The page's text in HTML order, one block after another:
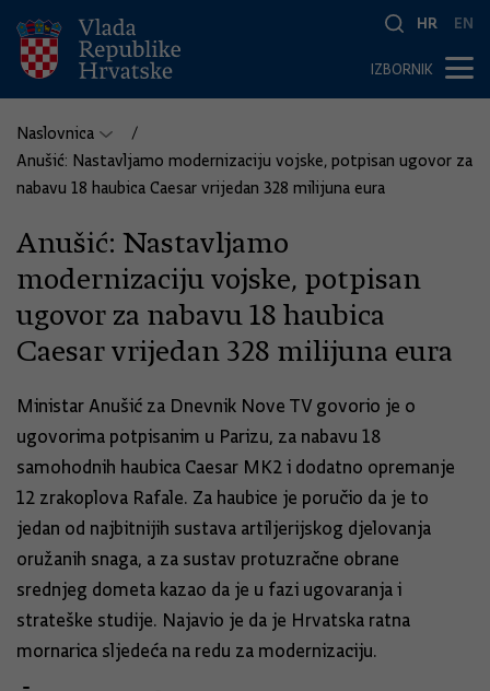
HR EN
IZBORNIK
Naslovnica
Anušić: Nastavljamo modernizaciju vojske, potpisan ugovor za
nabavu 18 haubica Caesar vrijedan 328 milijuna eura
Anušić: Nastavljamo
modernizaciju vojske, potpisan
ugovor za nabavu 18 haubica
Caesar vrijedan 328 milijuna eura
Ministar Anušić za Dnevnik Nove TV govorio je o
ugovorima potpisanim u Parizu, za nabavu 18
samohodnih haubica Caesar MK2 i dodatno opremanje
12 zrakoplova Rafale. Za haubice je poručio da je to
jedan od najbitnijih sustava artiljerijskog djelovanja
oružanih snaga, a za sustav protuzračne obrane
srednjeg dometa kazao da je u fazi ugovaranja i
strateške studije. Najavio je da je Hrvatska ratna
mornarica sljedeća na redu za modernizaciju.